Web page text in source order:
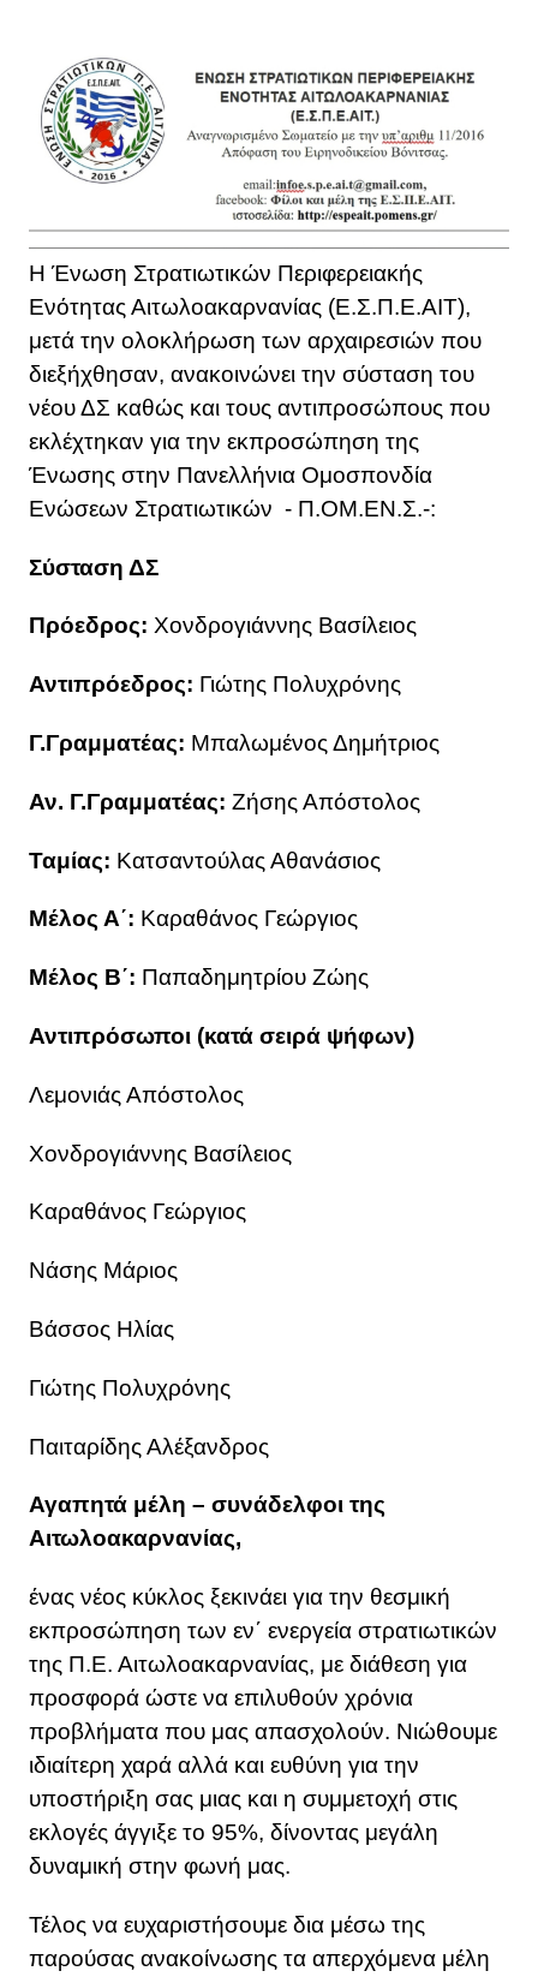
Η Ένωση Στρατιωτικών Περιφερειακής
Ενότητας Αιτωλοακαρνανίας (Ε.Σ.Π.Ε.ΑΙΤ),
μετά την ολοκλήρωση των αρχαιρεσιών που
διεξήχθησαν, ανακοινώνει την σύσταση του
νέου ΔΣ καθώς και τους αντιπροσώπους που
εκλέχτηκαν για την εκπροσώπηση της
Ένωσης στην Πανελλήνια Ομοσπονδία
Ενώσεων Στρατιωτικών - Π.ΟΜ.ΕΝ.Σ.-:
Σύσταση ΔΣ
Πρόεδρος: Χονδρογιάννης Βασίλειος
Αντιπρόεδρος: Γιώτης Πολυχρόνης
Γ.Γραμματέας: Μπαλωμένος Δημήτριος
Αν. Γ.Γραμματέας: Ζήσης Απόστολος
Ταμίας: Κατσαντούλας Αθανάσιος
Μέλος Α΄: Καραθάνος Γεώργιος
Μέλος Β΄: Παπαδημητρίου Ζώης
Αντιπρόσωποι (κατά σειρά ψήφων)
Λεμονιάς Απόστολος
Χονδρογιάννης Βασίλειος
Καραθάνος Γεώργιος
Νάσης Μάριος
Βάσσος Ηλίας
Γιώτης Πολυχρόνης
Παιταρίδης Αλέξανδρος
Αγαπητά μέλη – συνάδελφοι της
Αιτωλοακαρνανίας,
ένας νέος κύκλος ξεκινάει για την θεσμική
εκπροσώπηση των εν΄ ενεργεία στρατιωτικών
της Π.Ε. Αιτωλοακαρνανίας, με διάθεση για
προσφορά ώστε να επιλυθούν χρόνια
προβλήματα που μας απασχολούν. Νιώθουμε
ιδιαίτερη χαρά αλλά και ευθύνη για την
υποστήριξη σας μιας και η συμμετοχή στις
εκλογές άγγιξε το 95%, δίνοντας μεγάλη
δυναμική στην φωνή μας.
Τέλος να ευχαριστήσουμε δια μέσω της
παρούσας ανακοίνωσης τα απερχόμενα μέλη